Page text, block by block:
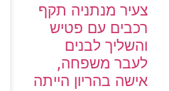
צעיר מנתניה תקף
רכבים עם פטיש
והשליך לבנים
לעבר משפחה,
אישה בהריון הייתה